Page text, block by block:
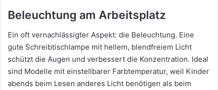
Beleuchtung am Arbeitsplatz
Ein oft vernachlässigter Aspekt: die Beleuchtung. Eine
gute Schreibtischlampe mit hellem, blendfreiem Licht
schützt die Augen und verbessert die Konzentration. Ideal
sind Modelle mit einstellbarer Farbtemperatur, weil Kinder
abends beim Lesen anderes Licht benötigen als beim